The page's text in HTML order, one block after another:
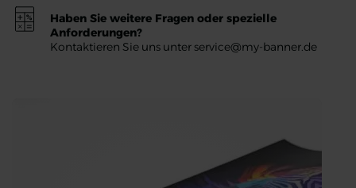
Haben Sie weitere Fragen oder spezielle
Anforderungen?
Kontaktieren Sie uns unter service@my-banner.de